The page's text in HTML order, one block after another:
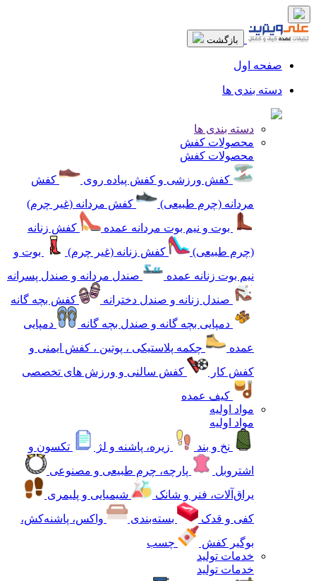
بازگشت
صفحه اول
دسته بندی ها
دسته بندی ها
محصولات کفش
محصولات کفش
کفش ورزشی و کفش پیاده روی
کفش
مردانه (چرم طبیعی)
کفش مردانه (غیر چرم)
بوت و نیم بوت مردانه عمده
کفش زنانه
(چرم طبیعی)
کفش زنانه (غیر چرم)
بوت و
نیم بوت زنانه عمده
صندل مردانه و صندل پسرانه
صندل زنانه و صندل دخترانه
کفش بچه گانه
دمپایی بچه گانه و صندل بچه گانه
دمپایی
عمده
چکمه پلاستیکی ، پوتین ، کفش ایمنی و
کفش کار
کفش سالنی و ورزش های تخصصی
کیف عمده
مواد اولیه
مواد اولیه
نخ و بند
زیره، پاشنه و لژ
تکسون و
اشتروبل
پارچه، چرم طبیعی و مصنوعی
یراق‌آلات، فنر و شانک
شیمیایی و پلیمری
کفی و قدک
بسته‌بندی
واکس، پاشنه‌کش،
بوگیر کفش
چسب
خدمات تولید
خدمات تولید